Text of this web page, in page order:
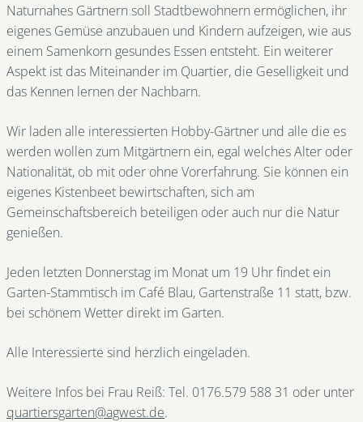
Naturnahes Gärtnern soll Stadtbewohnern ermöglichen, ihr
eigenes Gemüse anzubauen und Kindern aufzeigen, wie aus
einem Samenkorn gesundes Essen entsteht. Ein weiterer
Aspekt ist das Miteinander im Quartier, die Geselligkeit und
das Kennen lernen der Nachbarn.
Wir laden alle interessierten Hobby-Gärtner und alle die es
werden wollen zum Mitgärtnern ein, egal welches Alter oder
Nationalität, ob mit oder ohne Vorerfahrung. Sie können ein
eigenes Kistenbeet bewirtschaften, sich am
Gemeinschaftsbereich beteiligen oder auch nur die Natur
genießen.
Jeden letzten Donnerstag im Monat um 19 Uhr findet ein
Garten-Stammtisch im Café Blau, Gartenstraße 11 statt, bzw.
bei schönem Wetter direkt im Garten.
Alle Interessierte sind herzlich eingeladen.
Weitere Infos bei Frau Reiß: Tel. 0176.579 588 31 oder unter
quartiersgarten@agwest.de.